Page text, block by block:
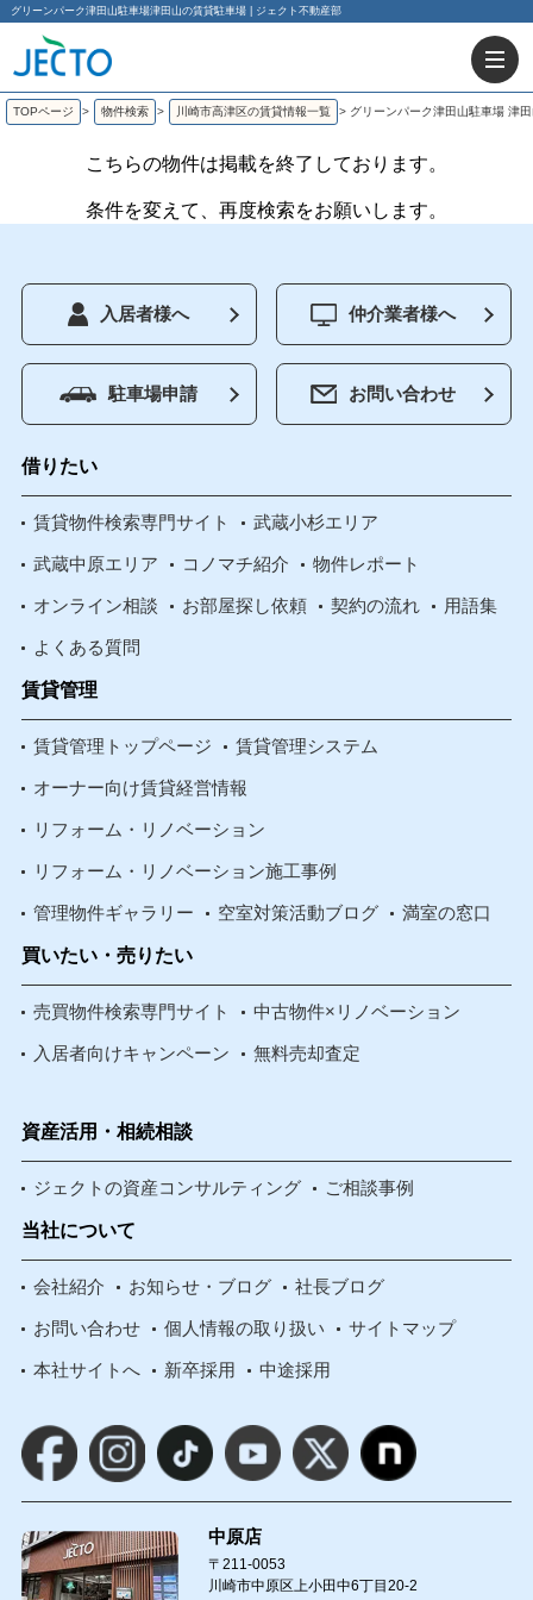
グリーンパーク津田山駐車場津田山の賃貸駐車場 | ジェクト不動産部
TOPページ > 物件検索 > 川崎市高津区の賃貸情報一覧 > グリーンパーク津田山駐車場 津
こちらの物件は掲載を終了しております。
条件を変えて、再度検索をお願いします。
入居者様へ 仲介業者様へ
駐車場申請 お問い合わせ
借りたい
賃貸物件検索専門サイト 武蔵小杉エリア
武蔵中原エリア コノマチ紹介 物件レポート
オンライン相談 お部屋探し依頼 契約の流れ 用語集
よくある質問
賃貸管理
賃貸管理トップページ 賃貸管理システム
オーナー向け賃貸経営情報
リフォーム・リノベーション
リフォーム・リノベーション施工事例
管理物件ギャラリー 空室対策活動ブログ 満室の窓口
買いたい・売りたい
売買物件検索専門サイト 中古物件×リノベーション
入居者向けキャンペーン 無料売却査定
資産活用・相続相談
ジェクトの資産コンサルティング ご相談事例
当社について
会社紹介 お知らせ・ブログ 社長ブログ
お問い合わせ 個人情報の取り扱い サイトマップ
本社サイトへ 新卒採用 中途採用
中原店
〒211-0053
川崎市中原区上小田中6丁目20-2